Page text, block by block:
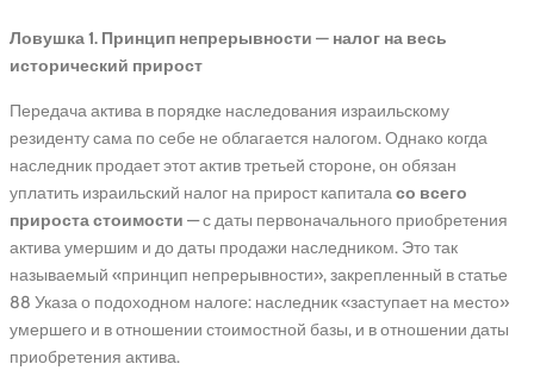
Ловушка 1. Принцип непрерывности — налог на весь
исторический прирост
Передача актива в порядке наследования израильскому
резиденту сама по себе не облагается налогом. Однако когда
наследник продает этот актив третьей стороне, он обязан
уплатить израильский налог на прирост капиталасо всего
прироста стоимости — с даты первоначального приобретения
актива умершим и до даты продажи наследником. Это так
называемый «принцип непрерывности», закрепленный в статье
88 Указа о подоходном налоге: наследник «заступает на место»
умершего и в отношении стоимостной базы, и в отношении даты
приобретения актива.